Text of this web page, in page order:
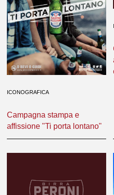
ICONOGRAFICA
Campagna stampa e
affissione "Ti porta lontano"